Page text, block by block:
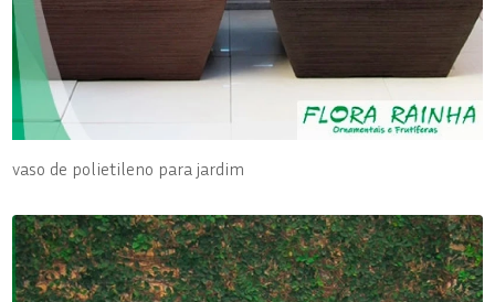
vaso de polietileno para jardim